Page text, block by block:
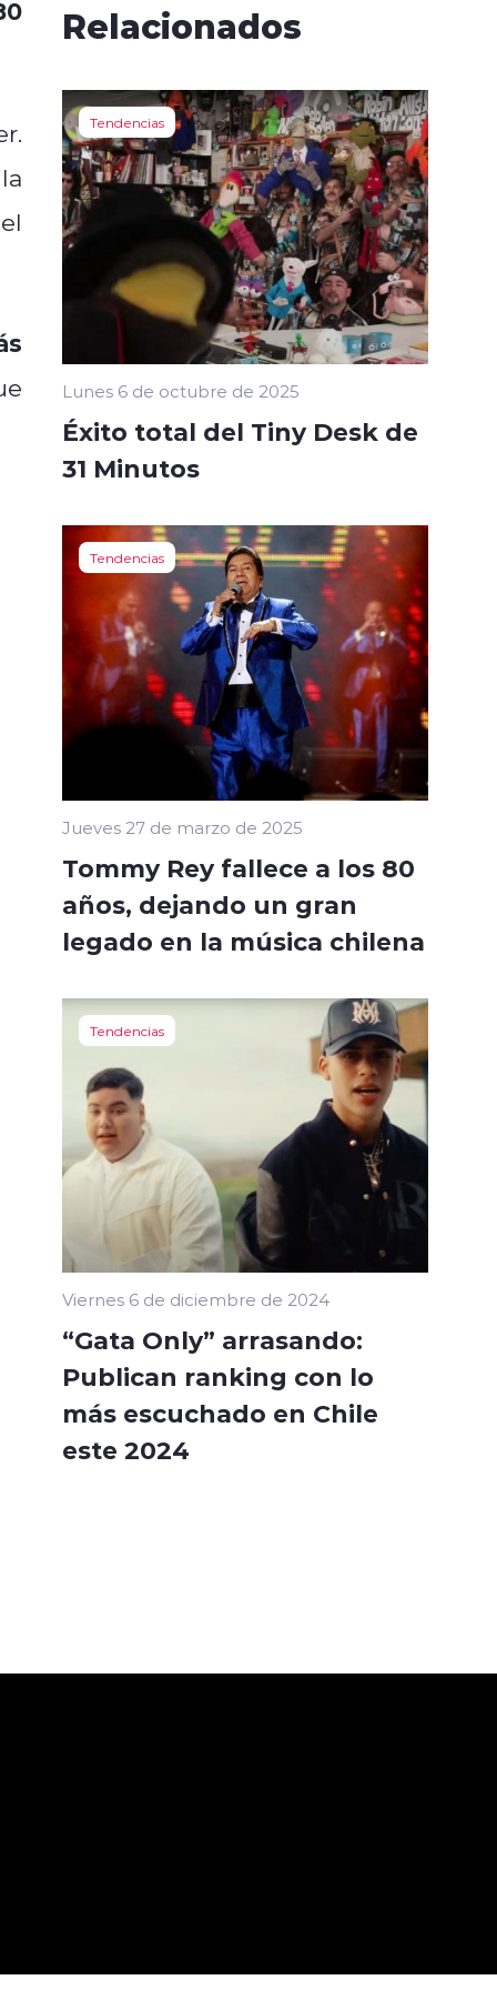
Relacionados
Tendencias
Lunes 6 de octubre de 2025
Éxito total del Tiny Desk de
31 Minutos
Tendencias
Jueves 27 de marzo de 2025
Tommy Rey fallece a los 80
años, dejando un gran
legado en la música chilena
Tendencias
Viernes 6 de diciembre de 2024
“Gata Only” arrasando:
Publican ranking con lo
más escuchado en Chile
este 2024